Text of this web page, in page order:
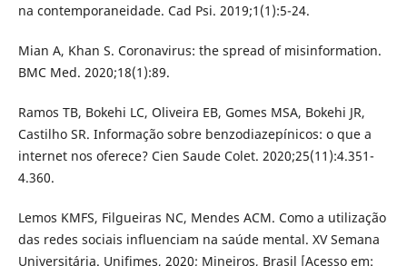
na contemporaneidade. Cad Psi. 2019;1(1):5-24.
Mian A, Khan S. Coronavirus: the spread of misinformation.
BMC Med. 2020;18(1):89.
Ramos TB, Bokehi LC, Oliveira EB, Gomes MSA, Bokehi JR,
Castilho SR. Informação sobre benzodiazepínicos: o que a
internet nos oferece? Cien Saude Colet. 2020;25(11):4.351-
4.360.
Lemos KMFS, Filgueiras NC, Mendes ACM. Como a utilização
das redes sociais influenciam na saúde mental. XV Semana
Universitária. Unifimes, 2020; Mineiros, Brasil [Acesso em: